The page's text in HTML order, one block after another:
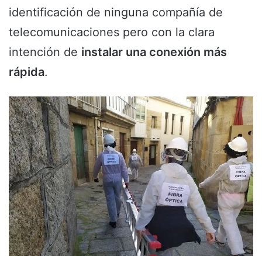
identificación de ninguna compañía de
telecomunicaciones pero con la clara
intención de instalar una conexión más
rápida.